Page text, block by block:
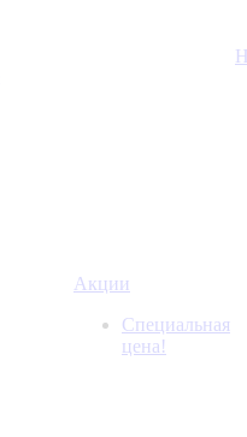
Акции
Специальная
цена!